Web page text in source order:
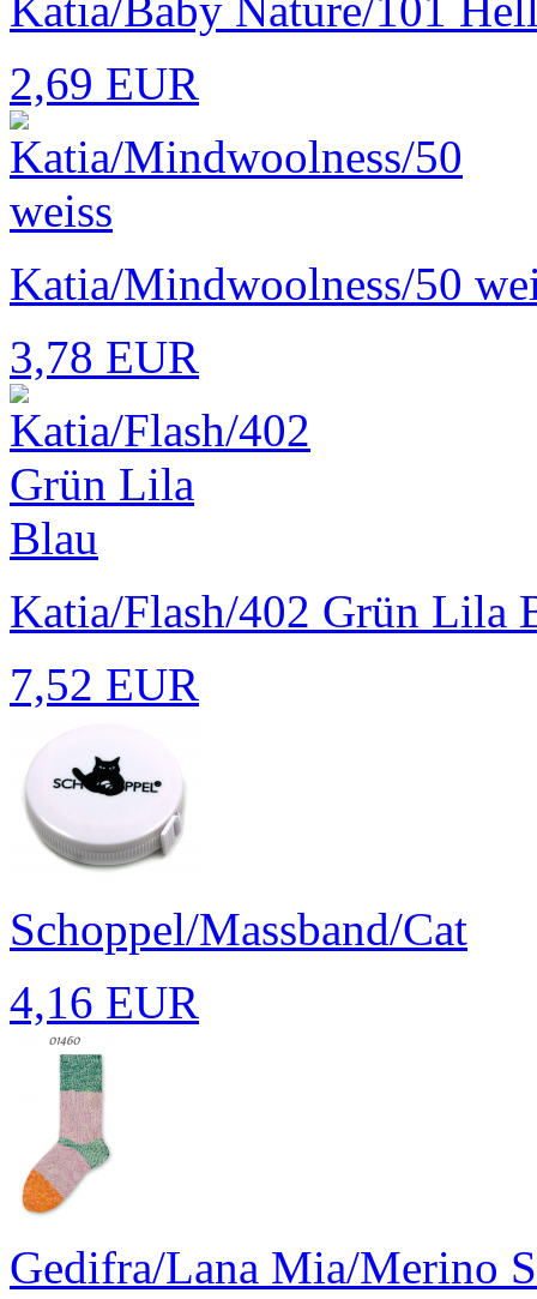
2,69 EUR
Katia/Mindwoolness/50
3,78 EUR
Katia/Flash/402 Grün Lila
7,52 EUR
Schoppel/Massband/Cat
4,16 EUR
Gedifra/Lana Mia/Merino